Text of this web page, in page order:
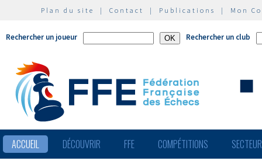
Plan du site | Contact | Publications | Mon
Rechercher un joueur Rechercher un club
ACCUEIL DÉCOUVRIR FFE COMPÉTITIONS